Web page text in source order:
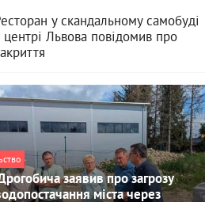
у скандальному самобуді
центрі Львова повідомив про
заявив про загрозу
міста через